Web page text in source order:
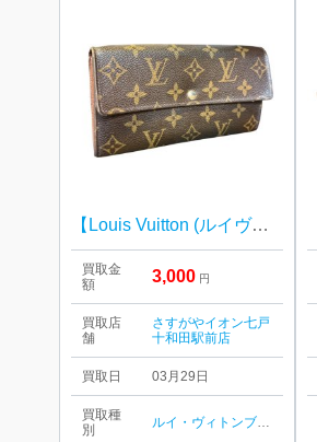
【Louis Vuitton (ルイヴィトン)】ポルトフォイユ・サラ M62235 財布
買取金
額
3,000 円
買取店
舗
さすがやイオン七戸
十和田駅前店
買取日 03月29日
買取種
別
ルイ・ヴィトンブランド品